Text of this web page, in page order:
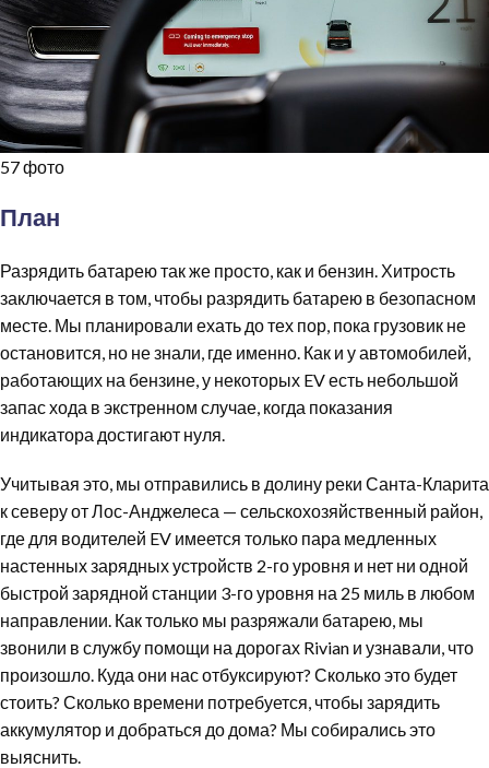
57 фото
План
Разрядить батарею так же просто, как и бензин. Хитрость
заключается в том, чтобы разрядить батарею в безопасном
месте. Мы планировали ехать до тех пор, пока грузовик не
остановится, но не знали, где именно. Как и у автомобилей,
работающих на бензине, у некоторых EV есть небольшой
запас хода в экстренном случае, когда показания
индикатора достигают нуля.
Учитывая это, мы отправились в долину реки Санта-Кларита
к северу от Лос-Анджелеса — сельскохозяйственный район,
где для водителей EV имеется только пара медленных
настенных зарядных устройств 2-го уровня и нет ни одной
быстрой зарядной станции 3-го уровня на 25 миль в любом
направлении. Как только мы разряжали батарею, мы
звонили в службу помощи на дорогах Rivian и узнавали, что
произошло. Куда они нас отбуксируют? Сколько это будет
стоить? Сколько времени потребуется, чтобы зарядить
аккумулятор и добраться до дома? Мы собирались это
выяснить.